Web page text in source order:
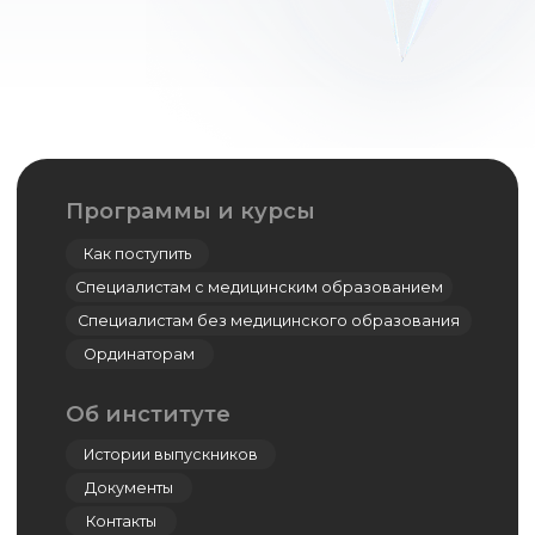
Кадаверный центр
технологий
образование
Лингвистический центр